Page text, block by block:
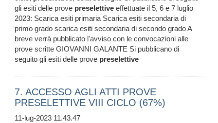
gli esiti delle prove preselettive effettuate il 5, 6 e 7 luglio
2023: Scarica esiti primaria Scarica esiti secondaria di
primo grado scarica esiti secondaria di secondo grado A
breve verrà pubblicato l'avviso con le convocazioni alle
prove scritte GIOVANNI GALANTE Si pubblicano di
seguito gli esiti delle prove preselettive
7. ACCESSO AGLI ATTI PROVE
PRESELETTIVE VIII CICLO (67%)
11-lug-2023 11.43.47